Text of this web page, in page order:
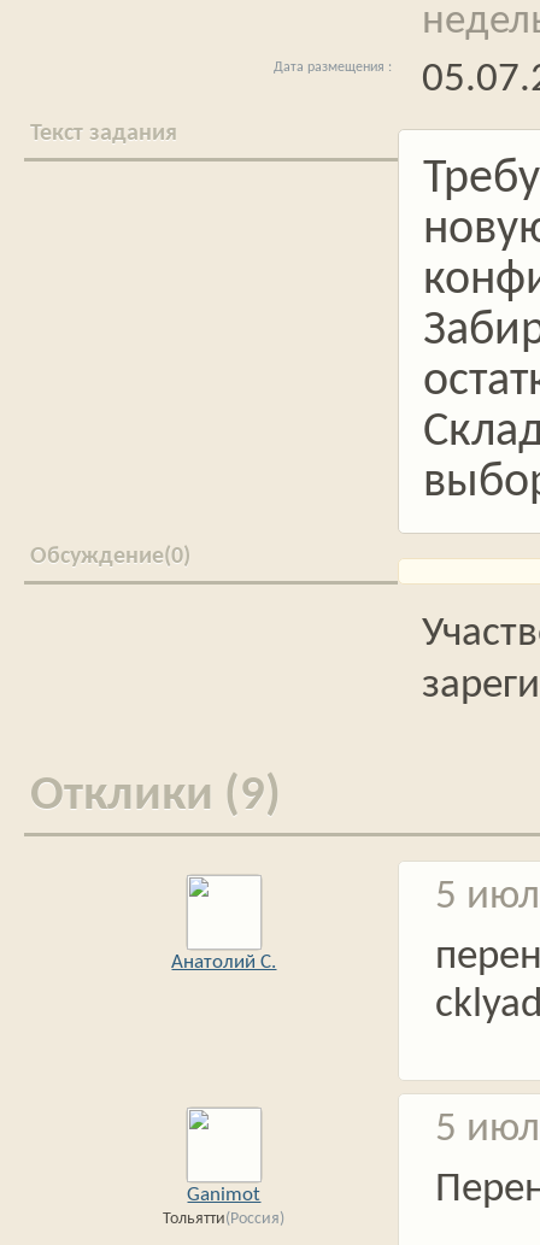
Текст задания
0
Отклики (9)
Анатолий С.
5
Ganimot
Тольятти(Россия)
5